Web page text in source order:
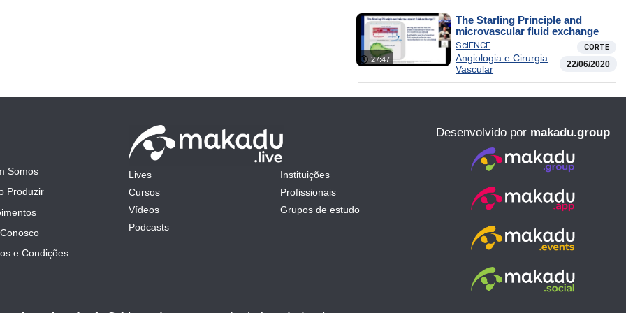
27:47
The Starling Principle and
microvascular fluid exchange
ScIENCE CORTE
Angiologia e Cirurgia
Vascular
22/06/2020
Somos
Produzir
e Condições
Lives
Cursos
Vídeos
Podcasts
Instituições
Profissionais
Grupos de estudo
Desenvolvido por makadu.group